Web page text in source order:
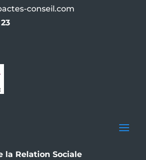
conseil.com
la Relation Sociale